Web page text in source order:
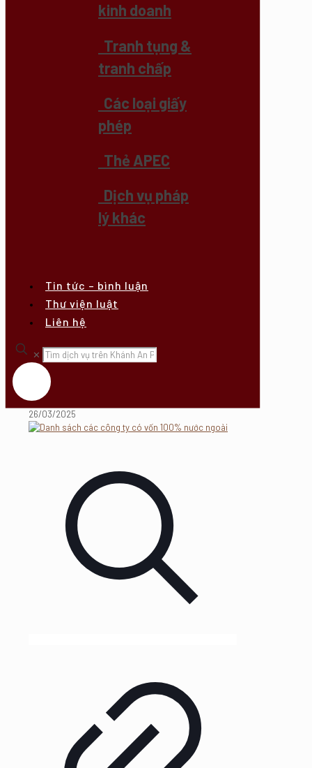
kinh doanh
Tranh tụng &
tranh chấp
Các loại giấy
phép
Thẻ APEC
Dịch vụ pháp
lý khác
Tin tức – bình luận
Thư viện luật
Liên hệ
✕
26/03/2025